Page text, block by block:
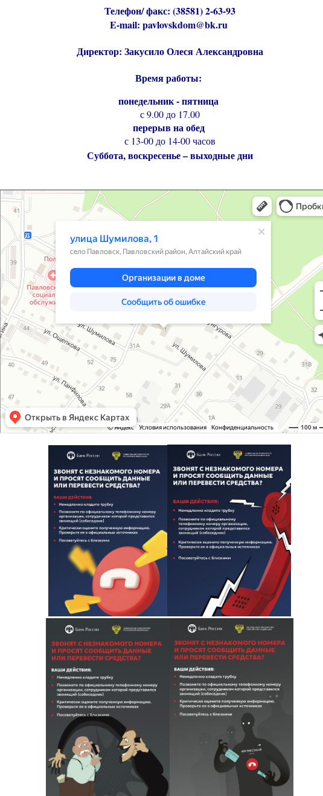
Телефон/ факс: (38581) 2-63-93
E-mail: pavlovskdom@bk.ru
Директор: Закусило Олеся Александровна
Время работы:
понедельник - пятница
с 9.00 до 17.00
перерыв на обед
Суббота, воскресенье – выходные дни
Яндекс Карты
Яндекс Карты — транспорт, навигация, поиск мест